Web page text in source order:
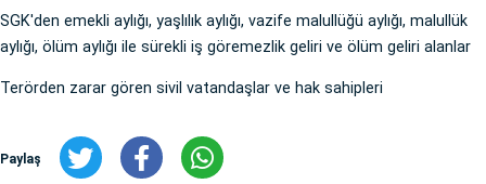
SGK'den emekli aylığı, yaşlılık aylığı, vazife malullüğü aylığı, malullük
aylığı, ölüm aylığı ile sürekli iş göremezlik geliri ve ölüm geliri alanlar
Terörden zarar gören sivil vatandaşlar ve hak sahipleri
Paylaş